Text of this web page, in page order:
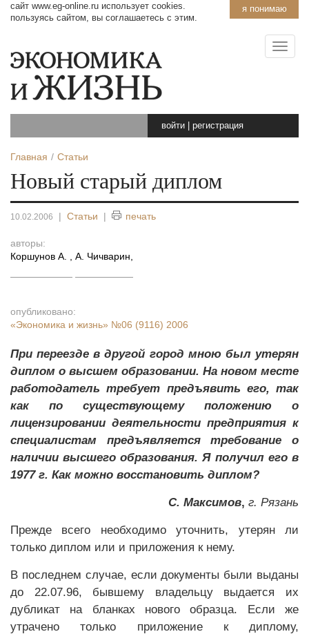
я понимаю
сайт www.eg-online.ru использует cookies.
пользуясь сайтом, вы соглашаетесь с этим.
войти регистрация
Главная Статьи
Новый старый диплом
10.02.2006 | Статьи | печать
авторы:
Коршунов А.
A. Чичварин
опубликовано:
«Экономика и жизнь» №06 (9116) 2006
При переезде в другой город мною был утерян
диплом о высшем образовании. На новом месте
работодатель требует предъявить его, так
как по существующему положению о
лицензировании деятельности предприятия к
специалистам предъявляется требование о
наличии высшего образования. Я получил его в
1977 г. Как можно восстановить диплом?
С. Максимов, г. Рязань
Прежде всего необходимо уточнить, утерян ли
только диплом или и приложения к нему.
В последнем случае, если документы были выданы
до 22.07.96, бывшему владельцу выдается их
дубликат на бланках нового образца. Если же
утрачено только приложение к диплому,